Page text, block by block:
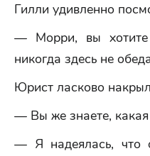
Гилли удивленно
— Морри, вы хотите
никогда здесь не
Юрист ласково
— Вы же знаете, какая
— Я надеялась, что